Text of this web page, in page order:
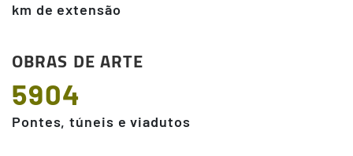
km de extensão
OBRAS DE ARTE
5904
Pontes, túneis e viadutos